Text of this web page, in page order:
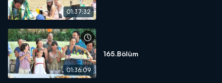
01:37:32
01:36:09
165.Bölüm